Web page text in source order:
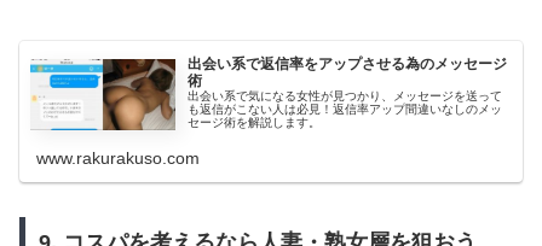
出会い系で返信率をアップさせる為のメッセージ
術
出会い系で気になる女性が見つかり、メッセージを送って
も返信がこない人は必見！返信率アップ間違いなしのメッ
セージ術を解説します。
www.rakurakuso.com